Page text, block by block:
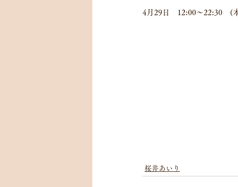
4月29日　12:00～22:30　(
桜井あいり